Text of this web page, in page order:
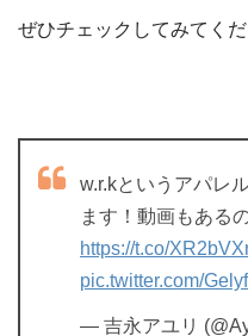
ぜひチェックしてみてく
w.r.kというアパレ
ます！動画もある
https://t.co/
pic.twitter.com/
— 吉永アユリ